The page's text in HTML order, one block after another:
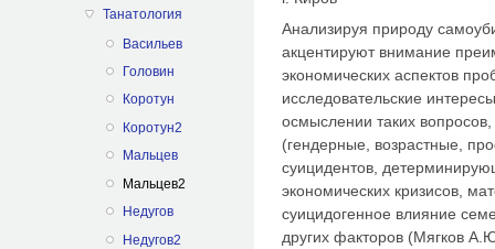
Танатология
Васильев
Головин
Коротун
Коротун2
Мальцев
Мальцев2
Недугов
Недугов2
Анализируя природу
акцентируют внимание
экономических аспектов
исследовательские
осмыслении таких
(гендерные, возрастные,
суицидентов,
экономических кризисов,
суицидогенное влияние
других факторов (Мягков